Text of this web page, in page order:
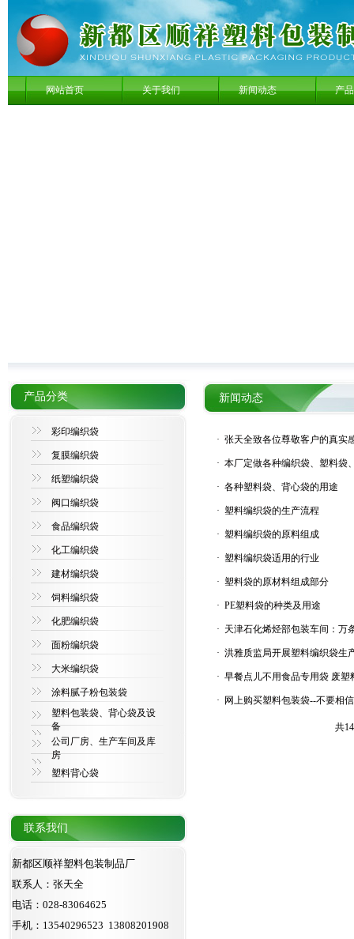
网站首页 关于我们 新闻动态 产
产品分类
彩印编织袋
复膜编织袋
纸塑编织袋
阀口编织袋
食品编织袋
化工编织袋
建材编织袋
饲料编织袋
化肥编织袋
面粉编织袋
大米编织袋
涂料腻子粉包装袋
塑料包装袋、背心袋及设
备
公司厂房、生产车间及库
房
塑料背心袋
联系我们
新都区顺祥塑料包装制品厂
联系人：张天全
电话：028-83064625
手机：13540296523 13808201908
新闻动态
· 张天全致各位尊敬客户的真实
· 本厂定做各种编织袋、塑料袋
· 各种塑料袋、背心袋的用途
· 塑料编织袋的生产流程
· 塑料编织袋的原料组成
· 塑料编织袋适用的行业
· 塑料袋的原材料组成部分
· PE塑料袋的种类及用途
· 天津石化烯烃部包装车间：万
· 洪雅质监局开展塑料编织袋生
· 早餐点儿不用食品专用袋 废塑
· 网上购买塑料包装袋--不要相
共